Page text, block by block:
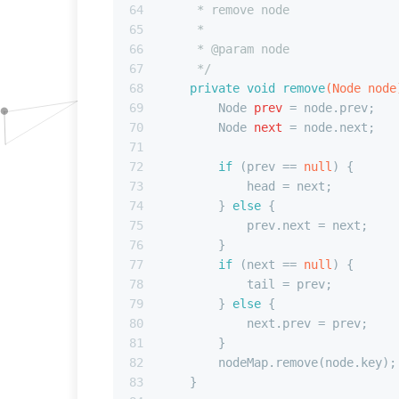
64
65
66
67
68
69
70
71
72
73
74
75
76
77
78
79
80
81
82
83
     * remove node
     *
     *
@param node
     */
private void remove(Node
Node prev = node.prev;
Node next = node.next;
if (prev == null ) {
            head = next;
        }
else {
            prev.next = next;
        }
if (next == null ) {
            tail = prev;
        }
else {
            next.prev = prev;
        }
        nodeMap.remove(node.key);
    }